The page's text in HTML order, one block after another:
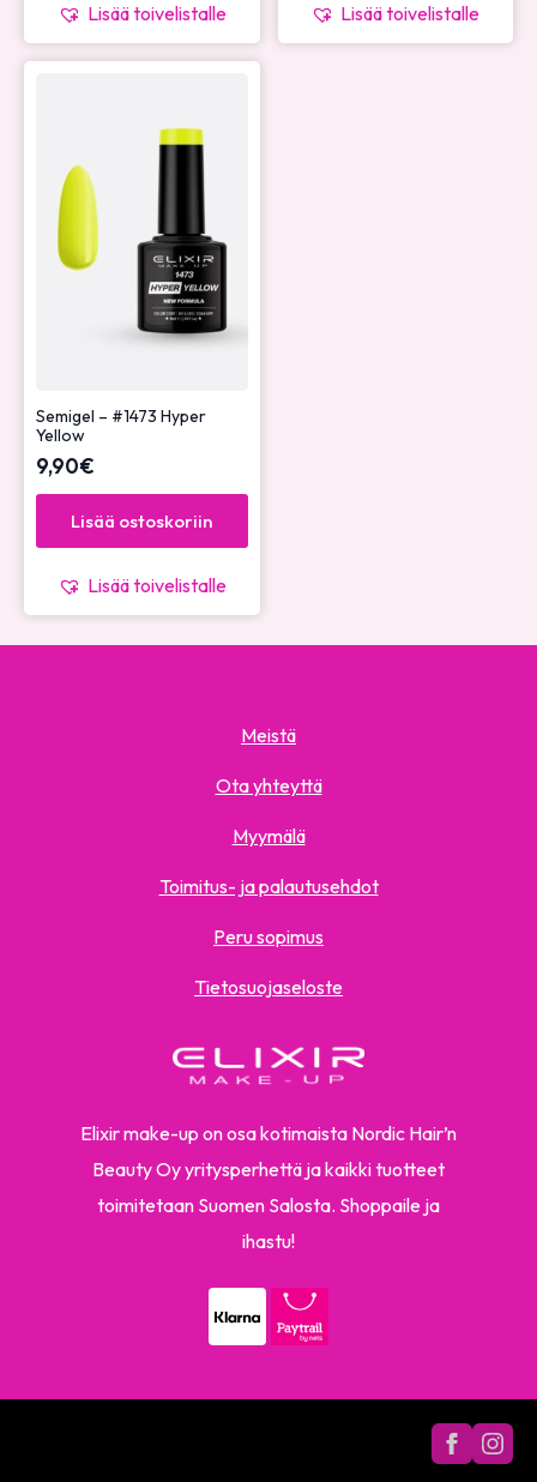
Lisää toivelistalle Lisää toivelistalle
Semigel – #1473 Hyper
Yellow
9,90€
Lisää ostoskoriin
Lisää toivelistalle
Elixir make-up on osa kotimaista Nordic Hair’n
Beauty Oy yritysperhettä ja kaikki tuotteet
toimitetaan Suomen Salosta. Shoppaile ja
ihastu!
Meistä
Ota yhteyttä
Myymälä
Toimitus- ja palautusehdot
Peru sopimus
Tietosuojaseloste